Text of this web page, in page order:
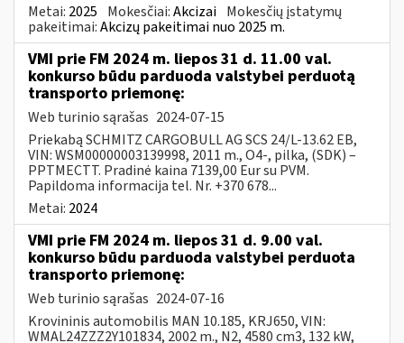
Metai: 2025 Mokesčiai:Akcizai Mokesčių įstatymų
pakeitimai:Akcizų pakeitimai nuo 2025 m.
VMI prie FM 2024 m. liepos 31 d. 11.00 val.
konkurso būdu parduoda valstybei perduotą
transporto priemonę:
Web turinio sąrašas 2024-07-15
Priekabą SCHMITZ CARGOBULL AG SCS 24/L-13.62 EB,
VIN: WSM00000003139998, 2011 m., O4-, pilka, (SDK) –
PPTMECTT. Pradinė kaina 7139,00 Eur su PVM.
Papildoma informacija tel. Nr. +370 678...
Metai: 2024
VMI prie FM 2024 m. liepos 31 d. 9.00 val.
konkurso būdu parduoda valstybei perduota
transporto priemonę:
Web turinio sąrašas 2024-07-16
Krovininis automobilis MAN 10.185, KRJ650, VIN:
WMAL24ZZZ2Y101834, 2002 m., N2, 4580 cm3, 132 kW,